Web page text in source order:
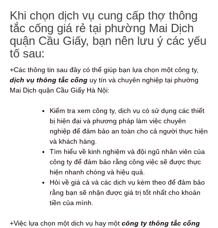
Khi chọn dịch vụ cung cấp thợ thông
tắc cống giá rẻ tại phường Mai Dịch
quận Cầu Giấy, bạn nên lưu ý các yếu
tố sau:
+Các thông tin sau đây có thể giúp bạn lựa chọn một công ty,
dịch vụ thông tắc cống uy tín và chuyên nghiệp tại phường
Mai Dịch quận Cầu Giấy Hà Nội:
Kiểm tra xem công ty, dịch vụ có sử dụng các thiết
bị hiện đại và phương pháp làm việc chuyên
nghiệp để đảm bảo an toàn cho cả người thực hiện
và khách hàng.
Tìm hiểu về kinh nghiệm và đội ngũ nhân viên của
công ty để đảm bảo rằng công việc sẽ được thực
hiện nhanh chóng và hiệu quả.
Hỏi về giá cả và các dịch vụ kèm theo để đảm bảo
rằng bạn sẽ nhận được giá trị tốt nhất cho khoản
tiền của mình.
+Việc lựa chọn một dịch vụ hay một công ty thông tắc cống